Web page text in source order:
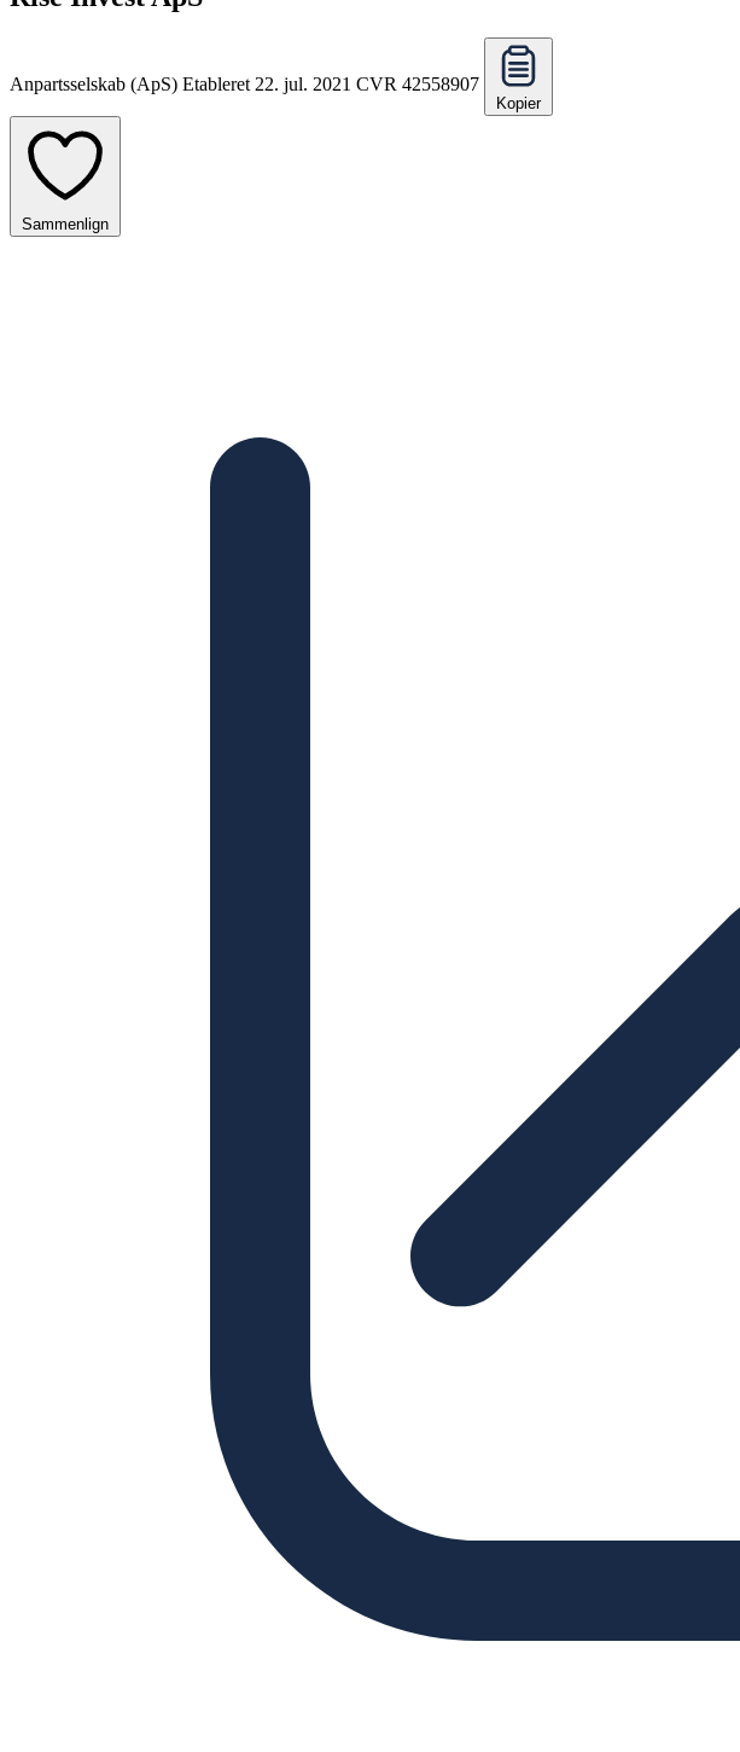
Anpartsselskab (ApS) Etableret 22. jul. 2021 CVR 42558907
Kopier
Sammenlign